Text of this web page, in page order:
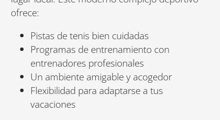
ofrece:
Pistas de tenis bien cuidadas
Programas de entrenamiento con
entrenadores profesionales
Un ambiente amigable y acogedor
Flexibilidad para adaptarse a tus
vacaciones